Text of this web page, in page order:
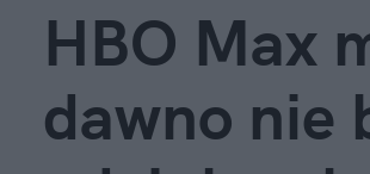
HBO Max
dawno nie